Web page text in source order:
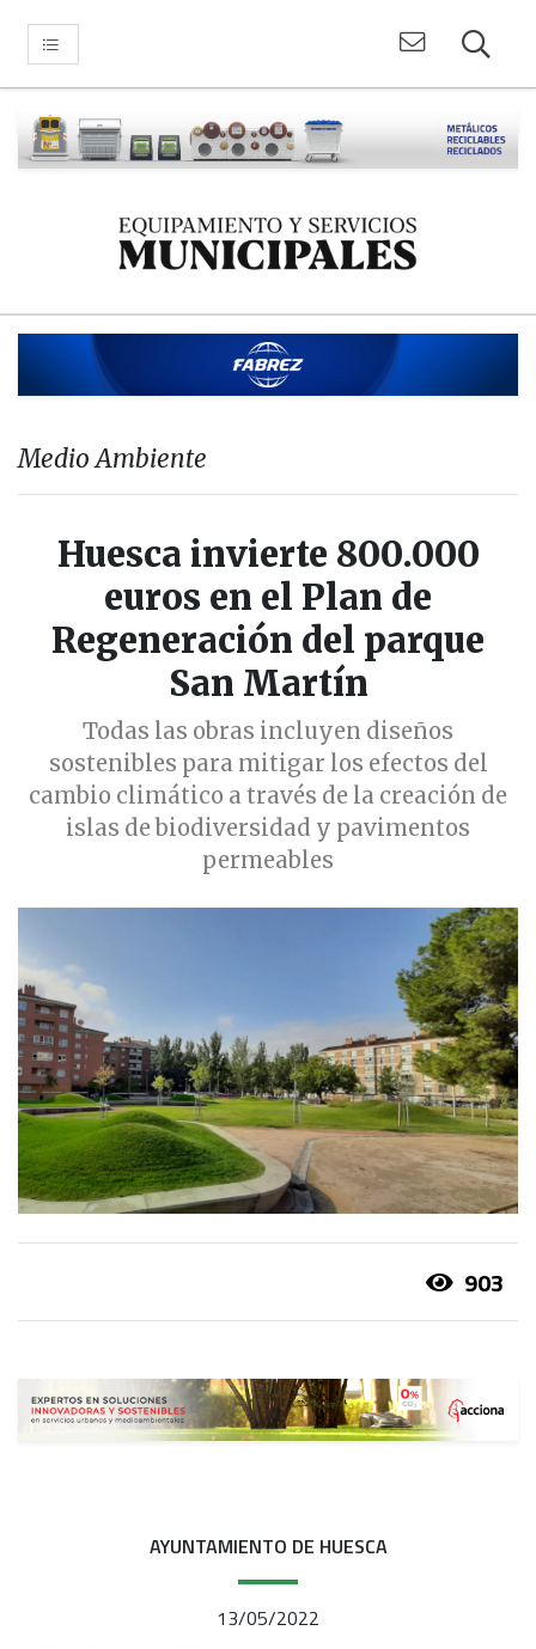
Medio Ambiente
Huesca invierte 800.000
euros en el Plan de
Regeneración del parque
San Martín
Todas las obras incluyen diseños
sostenibles para mitigar los efectos del
cambio climático a través de la creación de
islas de biodiversidad y pavimentos
permeables
903
AYUNTAMIENTO DE HUESCA
13/05/2022